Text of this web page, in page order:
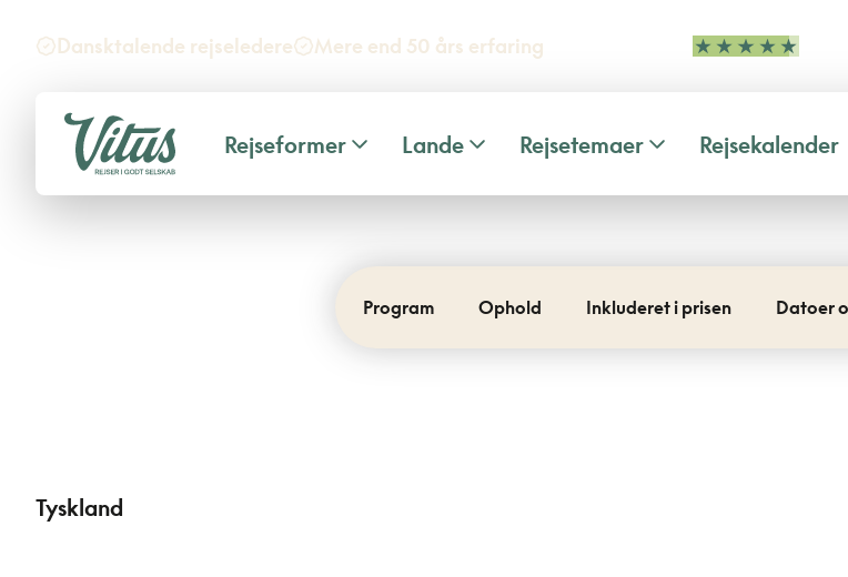
Dansktalende rejseledere Mere end 50 års erfaring
Rejseformer Lande Rejsetemaer Rejsekalender
Program Ophold Inkluderet i prisen Datoer
Tyskland